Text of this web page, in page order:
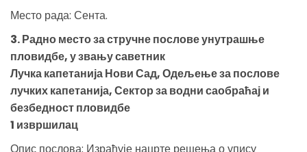
Место рада: Сента.
3. Радно место за стручне послове унутрашње
пловидбе, у звању саветник
Лучка капетанија Нови Сад, Одељење за послове
лучких капетанија, Сектор за водни саобраћај и
безбедност пловидбе
1 извршилац
Опис послова: Израђује нацрте решења о упису